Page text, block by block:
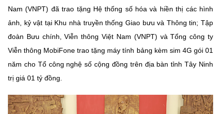
Nam (VNPT) đã trao tặng Hệ thống số hóa và hiền thị các hình
ảnh, kỷ vật tại Khu nhà truyền thống Giao bưu và Thông tin; Tập
đoàn Bưu chính, Viễn thông Việt Nam (VNPT) và Tổng công ty
Viễn thông MobiFone trao tặng máy tính bảng kèm sim 4G gói 01
năm cho Tổ công nghệ số cộng đồng trên địa bàn tỉnh Tây Ninh
trị giá 01 tỷ đồng.